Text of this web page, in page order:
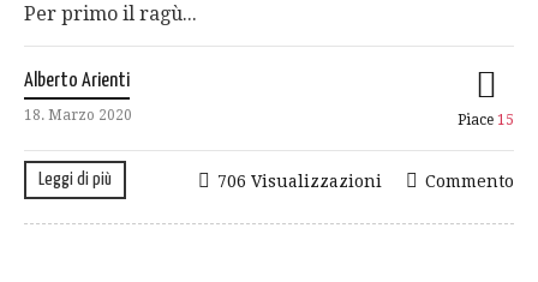
Per primo il ragù...
Alberto Arienti
18. Marzo 2020 Piace 15
Leggi di più Commento
706 Visualizzazioni